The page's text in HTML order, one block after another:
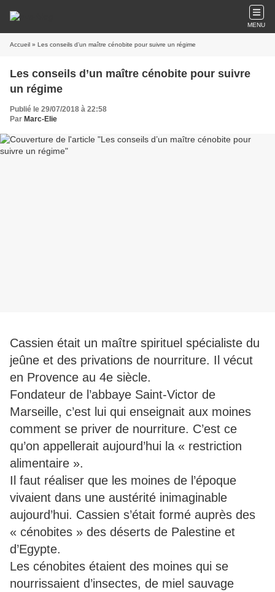
MENU
Accueil » Les conseils d’un maître cénobite pour suivre un régime
Les conseils d’un maître cénobite pour suivre
un régime
Publié le 29/07/2018 à 22:58
Par Marc-Elie
Cassien était un maître spirituel spécialiste du
jeûne et des privations de nourriture. Il vécut
en Provence au 4e siècle.
Fondateur de l’abbaye Saint-Victor de
Marseille, c’est lui qui enseignait aux moines
comment se priver de nourriture. C’est ce
qu’on appellerait aujourd’hui la « restriction
alimentaire ».
Il faut réaliser que les moines de l’époque
vivaient dans une austérité inimaginable
aujourd’hui. Cassien s’était formé auprès des
« cénobites » des déserts de Palestine et
d’Egypte.
Les cénobites étaient des moines qui se
nourrissaient d’insectes, de miel sauvage